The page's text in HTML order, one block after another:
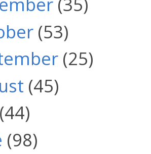
(53)
(25)
(45)
(44)
(98)